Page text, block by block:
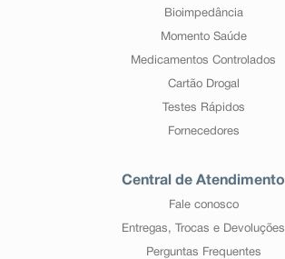
Bioimpedância
Momento Saúde
Medicamentos Controlados
Cartão Drogal
Testes Rápidos
Fornecedores
Central de Atendimento
Fale conosco
Entregas, Trocas e Devoluções
Perguntas Frequentes